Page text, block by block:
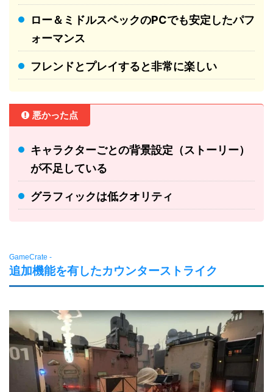
ロー＆ミドルスペックのPCでも安定したパフ
ォーマンス
フレンドとプレイすると非常に楽しい
悪かった点
キャラクターごとの背景設定（ストーリー）
が不足している
グラフィックは低クオリティ
GameCrate -
追加機能を有したカウンターストライク